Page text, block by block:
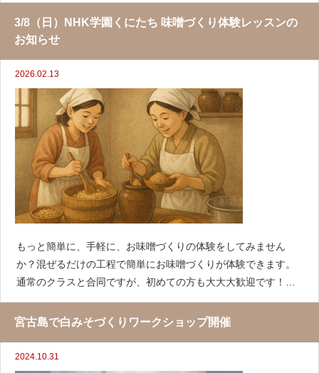
もはじめての方も大歓迎！みなさまのご参加お待ちしていま
す。開催
3/8（日）NHK学園くにたち 味噌づくり体験レッスンの
お知らせ
2026.02.13
もっと簡単に、手軽に、お味噌づくりの体験をしてみません
か？混ぜるだけの工程で簡単にお味噌づくりが体験できます。
通常のクラスと合同ですが、初めての方も大大大歓迎です！日
時：2026年３月８日（日）場所：NHK学園くにたちスクールJR
中央線 国立駅南口から徒歩2分〒186-0004 東京都国立
宮古島で白みそづくりワークショップ開催
2024.10.31